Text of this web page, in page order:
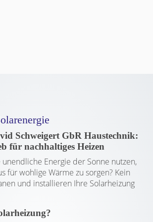
Schweigert GbR Haustechnik:
für nachhaltiges Heizen
Energie der Sonne nutzen,
für wohlige Wärme zu sorgen? Kein
und installieren Ihre Solarheizung